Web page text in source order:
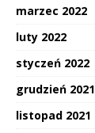
marzec 2022
luty 2022
styczeń 2022
grudzień 2021
listopad 2021